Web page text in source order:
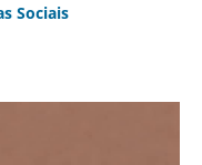
Sociais